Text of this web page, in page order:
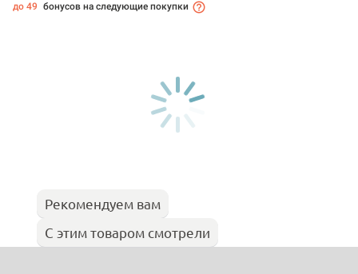
до 49 бонусов на следующие покупки
Рекомендуем вам
С этим товаром смотрели